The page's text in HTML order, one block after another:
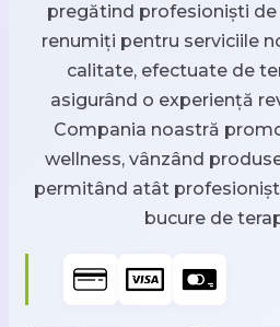
pregătind profesioniști
renumiți pentru serviciile
calitate, efectuate de
asigurând o experiență
Compania noastră
wellness, vânzând
permitând atât
bucure de